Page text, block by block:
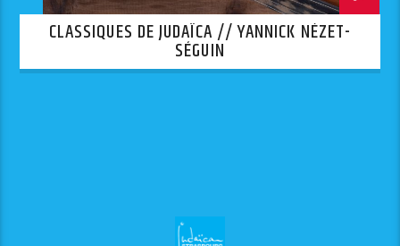
CLASSIQUES DE JUDAÏCA // YANNICK NÉZET-
SÉGUIN